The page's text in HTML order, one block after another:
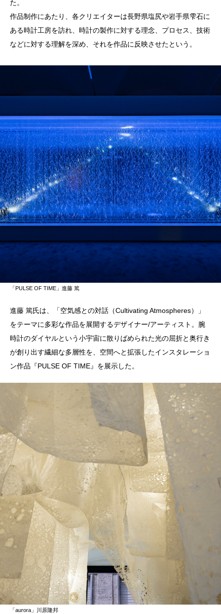
た。
作品制作にあたり、各クリエイターは長野県塩尻や岩手県雫石に
ある時計工房を訪れ、時計の製作に対する理念、プロセス、技術
などに対する理解を深め、それを作品に反映させたという。
「PULSE OF TIME」進藤 篤
進藤 篤氏は、「空気感との対話（Cultivating Atmospheres）」
をテーマに多彩な作品を展開するデザイナー/アーティスト。腕
時計のダイヤルという小宇宙に散りばめられた光の屈折と奥行き
が創り出す繊細な多層性を、空間へと拡張したインスタレーショ
ン作品『PULSE OF TIME』を展示した。
「aurora」川原隆邦